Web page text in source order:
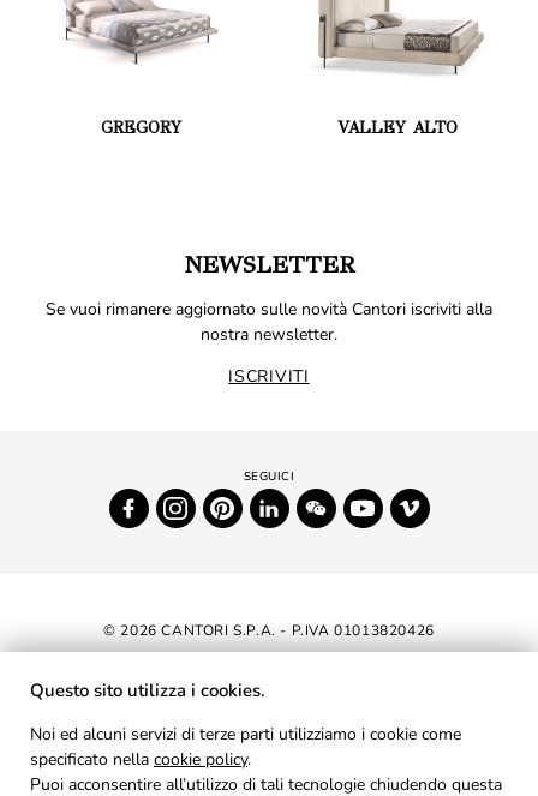
GREGORY VALLEY ALTO
NEWSLETTER
Se vuoi rimanere aggiornato sulle novità Cantori iscriviti alla
nostra newsletter.
ISCRIVITI
© 2026 CANTORI S.P.A. - P.IVA 01013820426
DICHIARAZIONE DI ACCESSIBILITÀ
AREA RISERVATA
Questo sito utilizza i cookies.
Noi ed alcuni servizi di terze parti utilizziamo i cookie come
specificato nella cookie policy.
Puoi acconsentire all’utilizzo di tali tecnologie chiudendo questa